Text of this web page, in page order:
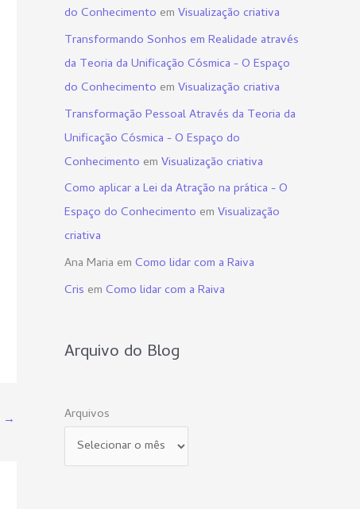
→
do Conhecimento em Visualização criativa
Transformando Sonhos em Realidade através
da Teoria da Unificação Cósmica - O Espaço
do Conhecimento em Visualização criativa
Transformação Pessoal Através da Teoria da
Unificação Cósmica - O Espaço do
Conhecimento em Visualização criativa
Como aplicar a Lei da Atração na prática - O
Espaço do Conhecimento em Visualização
criativa
Ana Maria em Como lidar com a Raiva
Cris em Como lidar com a Raiva
Arquivo do Blog
Arquivos